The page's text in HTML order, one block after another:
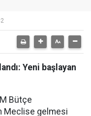
Yeni başlayan
Bütçe
Meclise gelmesi